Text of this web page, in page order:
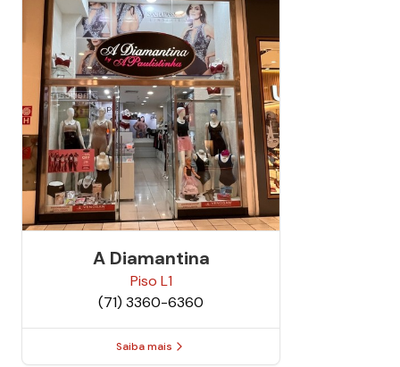
A Diamantina
Piso L1
(71) 3360-6360
Saiba mais